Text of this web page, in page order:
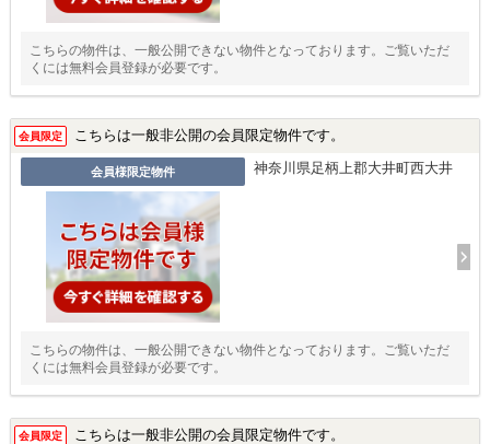
こちらの物件は、一般公開できない物件となっております。ご覧いただ
くには無料会員登録が必要です。
会員限定 こちらは一般非公開の会員限定物件です。
会員様限定物件 神奈川県足柄上郡大井町西大井
こちらの物件は、一般公開できない物件となっております。ご覧いただ
くには無料会員登録が必要です。
会員限定 こちらは一般非公開の会員限定物件です。